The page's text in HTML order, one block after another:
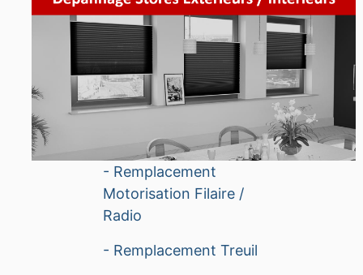
- Remplacement
Motorisation Filaire /
Radio
- Remplacement Treuil